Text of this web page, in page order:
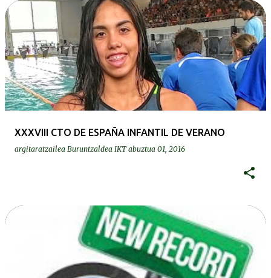
XXXVIII CTO DE ESPAÑA INFANTIL DE VERANO
argitaratzailea Buruntzaldea IKT abuztua 01, 2016